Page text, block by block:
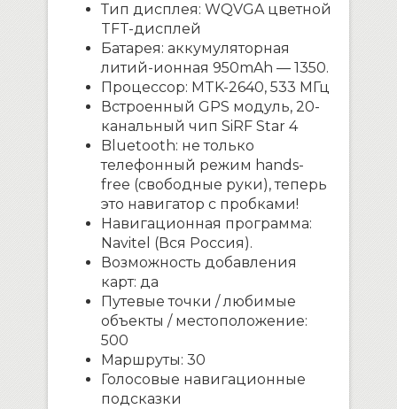
Тип дисплея: WQVGA цветной
TFT-дисплей
Батарея: аккумуляторная
литий-ионная 950mAh — 1350.
Процессор: MTK-2640, 533 МГц
Встроенный GPS модуль, 20-
канальный чип SiRF Star 4
Bluetooth: не только
телефонный режим hands-
free (свободные руки), теперь
это навигатор с пробками!
Навигационная программа:
Navitel (Вся Россия).
Возможность добавления
карт: да
Путевые точки / любимые
объекты / местоположение:
500
Маршруты: 30
Голосовые навигационные
подсказки